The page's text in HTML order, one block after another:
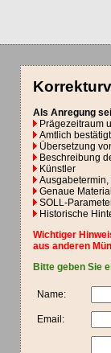
Als Anregung
Prägezeitraum
Amtlich
Übersetzung
Beschreibung
Künstler
Genaue
SOLL-
Historische
Wichtiger
aus anderen
Bitte geben Sie
Name:
Email: